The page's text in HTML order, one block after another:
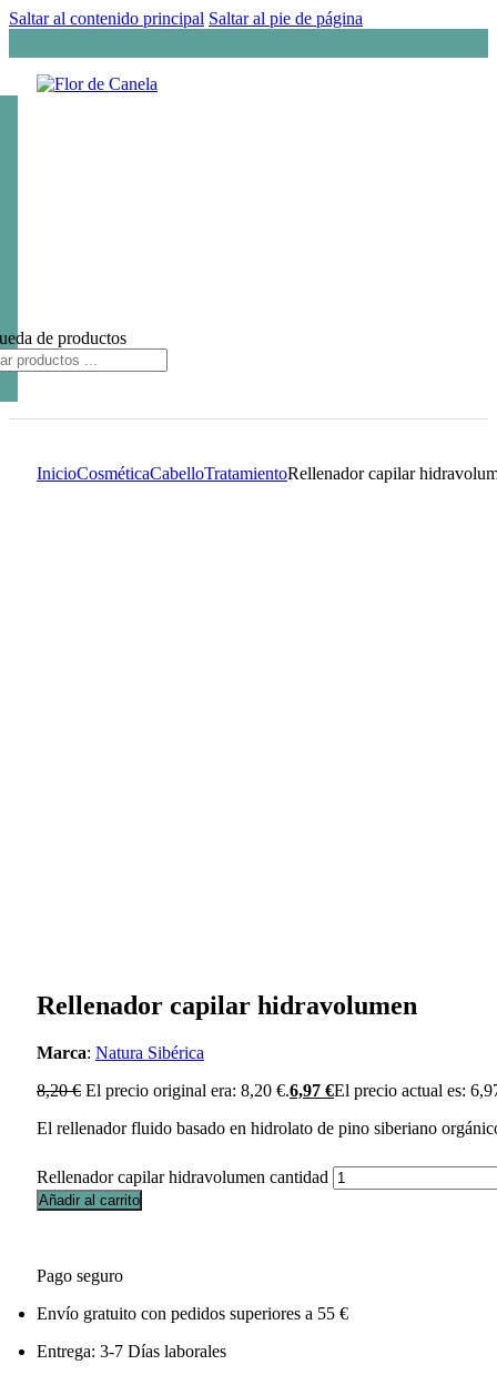
Saltar al contenido principal Saltar al pie de página
de productos
InicioCosméticaCabelloTratamientoRellenador capilar
Rellenador capilar hidravolumen
Marca: Natura Sibérica
8,20€ El precio original era: 8,20 €.6,97 €El precio actual es:
El rellenador fluido basado en hidrolato de pino siberiano
Rellenador capilar hidravolumen cantidad
Añadir al carrito
Pago seguro
Envío gratuito con pedidos superiores a 55 €
Entrega: 3-7 Días laborales